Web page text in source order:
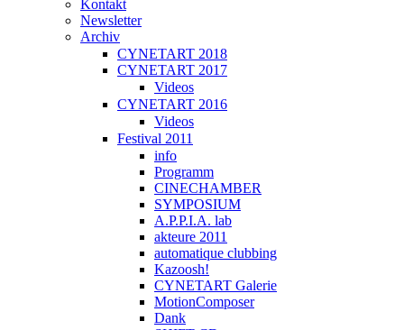
Kontakt
Newsletter
Archiv
CYNETART 2018
CYNETART 2017
Videos
CYNETART 2016
Videos
Festival 2011
info
Programm
CINECHAMBER
SYMPOSIUM
A.P.P.I.A. lab
akteure 2011
automatique clubbing
Kazoosh!
CYNETART Galerie
MotionComposer
Dank